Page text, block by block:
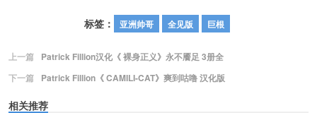
标签： 亚洲帅哥 全见版 巨根
上一篇
Patrick Fillion汉化《 裸身正义》永不餍足 3册全
下一篇
Patrick Fillion《 CAMILI-CAT》爽到咕噜 汉化版
相关推荐